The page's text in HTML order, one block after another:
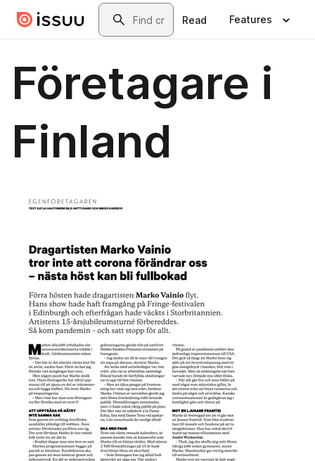
Skip to main contentSearch
Read Features
Företagare i
Finland